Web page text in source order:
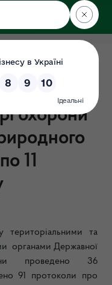
охорони
11
територіальними та
органами Державної
проведено 36
91
протоколи про